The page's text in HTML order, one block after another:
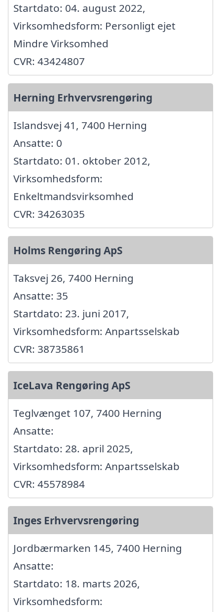
Startdato: 04. august 2022,
Virksomhedsform: Personligt ejet
Mindre Virksomhed
CVR: 43424807
Herning Erhvervsrengøring
Islandsvej 41, 7400 Herning
Ansatte: 0
Startdato: 01. oktober 2012,
Virksomhedsform:
Enkeltmandsvirksomhed
CVR: 34263035
Holms Rengøring ApS
Taksvej 26, 7400 Herning
Ansatte: 35
Startdato: 23. juni 2017,
Virksomhedsform: Anpartsselskab
CVR: 38735861
IceLava Rengøring ApS
Teglvænget 107, 7400 Herning
Ansatte:
Startdato: 28. april 2025,
Virksomhedsform: Anpartsselskab
CVR: 45578984
Inges Erhvervsrengøring
Jordbærmarken 145, 7400 Herning
Ansatte:
Startdato: 18. marts 2026,
Virksomhedsform: